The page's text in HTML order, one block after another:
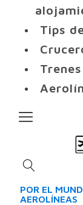
Tips
POR EL
AEROLÍNEAS